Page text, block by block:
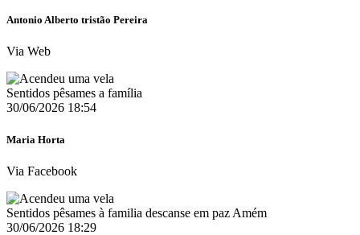
Antonio Alberto tristão Pereira
Via Web
Sentidos pêsames a família
30/06/2026 18:54
Maria Horta
Via Facebook
Sentidos pêsames à familia descanse em paz Amém
30/06/2026 18:29